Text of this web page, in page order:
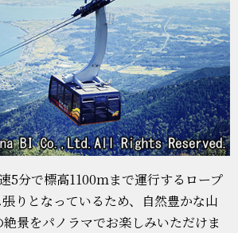
5分で標高1100ｍまで運行するロープ
張りとなっているため、自然豊かな山
景をパノラマでお楽しみいただけま